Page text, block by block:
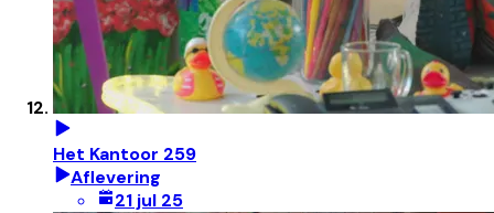
Het Kantoor 259
Aflevering
21 jul 25